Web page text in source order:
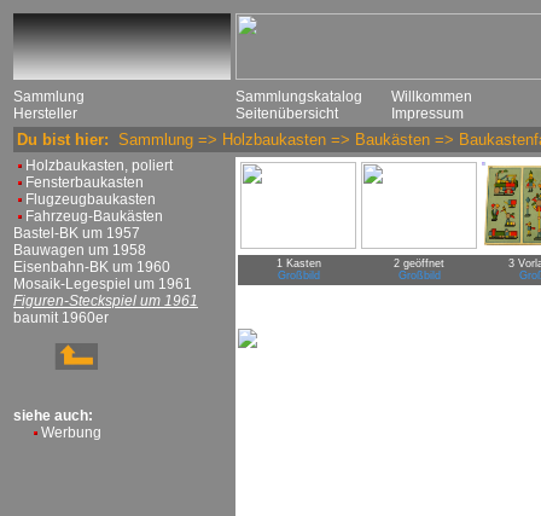
Sammlung
Hersteller
Sammlungskatalog
Seitenübersicht
Willkommen
Impressum
Du bist hier: Sammlung => Holzbaukasten => Baukästen =>
Holzbaukasten, poliert
Fensterbaukasten
Flugzeugbaukasten
Fahrzeug-Baukästen
Bastel-BK um 1957
Bauwagen um 1958
Eisenbahn-BK um 1960
Mosaik-Legespiel um 1961
Figuren-Steckspiel um 1961
baumit 1960er
siehe auch:
Werbung
1 Kasten
Großbild
2 geöffnet
Großbild
3